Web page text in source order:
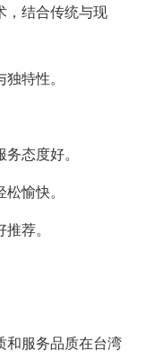
，结合传统与现
特性。
态度好。
愉快。
荐。
和服务品质在台湾